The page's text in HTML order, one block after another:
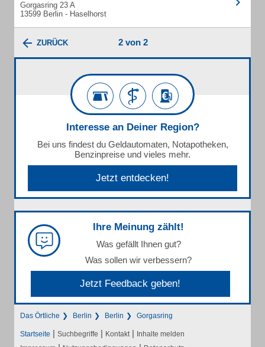
Gorgasring 23 A
13599 Berlin - Haselhorst
ZURÜCK 2 von 2
Interesse an Deiner Region?
Bei uns findest du Geldautomaten, Notapotheken,
Benzinpreise und vieles mehr.
Jetzt entdecken!
Ihre Meinung zählt!
Was gefällt Ihnen gut?
Was sollen wir verbessern?
Jetzt Feedback geben!
Das Örtliche Berlin Berlin Gorgasring
Startseite | Suchbegriffe | Kontakt | Inhalte melden